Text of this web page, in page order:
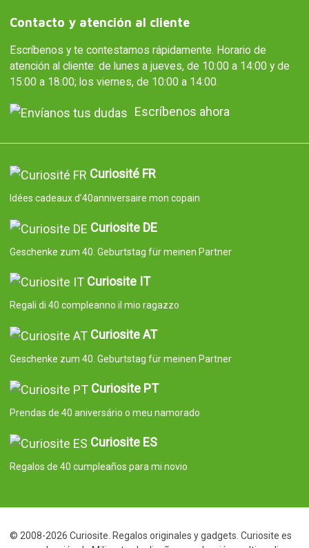
Contacto y atención al cliente
Escríbenos y te contestamos rápidamente. Horario de
atención al cliente: de lunes a jueves, de 10:00 a 14:00 y de
15:00 a 18:00; los viernes, de 10:00 a 14:00.
Escríbenos ahora
Curiosité FR
Idées cadeaux d’40anniversaire mon copain
Curiosite DE
Geschenke zum 40. Geburtstag für meinen Partner
Curiosite IT
Regali di 40 compleanno il mio ragazzo
Curiosite AT
Geschenke zum 40. Geburtstag für meinen Partner
Curiosite PT
Prendas de 40 aniversário o meu namorado
Curiosite ES
Regalos de 40 cumpleaños para mi novio
© 2008-2026 Curiosite. Regalos originales y gadgets. Curiosite es